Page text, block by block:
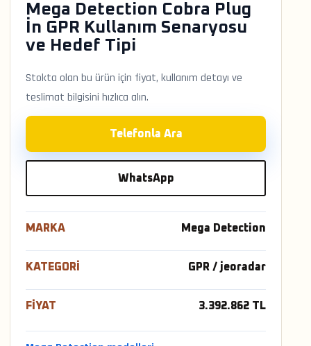
Mega Detection Cobra Plug
İn GPR Kullanım Senaryosu
ve Hedef Tipi
Stokta olan bu ürün için fiyat, kullanım detayı ve
teslimat bilgisini hızlıca alın.
Telefonla Ara
WhatsApp
MARKA Mega Detection
KATEGORI GPR / jeoradar
FIYAT 3.392.862 TL